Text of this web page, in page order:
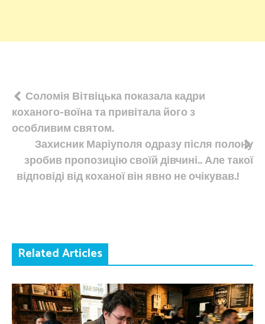
Навігація
записів
Соломія Вітвіцька показала кадри
коханого-воїна та привітала його з
особливим святом.
Захисник Маріуполя одразу після полону
зробив пропозицію своїй дівчині.. Але такої
відповіді від коханої він явно не очікував.!
Related Articles